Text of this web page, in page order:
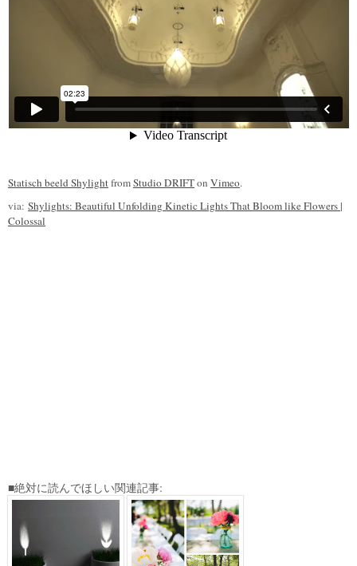
Statisch beeld ShylightfromStudio DRIFTon Vimeo.
via: Shylights: Beautiful Unfolding Kinetic Lights That Bloom like Flowers |
Colossal
■絶対に読んでほしい関連記事: